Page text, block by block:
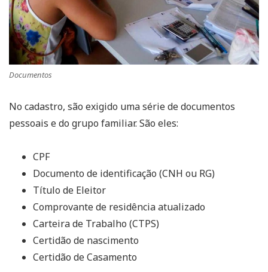
Documentos
No cadastro, são exigido uma série de documentos
pessoais e do grupo familiar. São eles:
CPF
Documento de identificação (CNH ou RG)
Título de Eleitor
Comprovante de residência atualizado
Carteira de Trabalho (CTPS)
Certidão de nascimento
Certidão de Casamento